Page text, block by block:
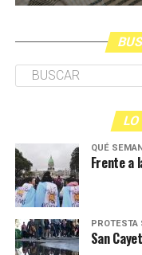
QUÉ
Frente a
PROTESTA
San